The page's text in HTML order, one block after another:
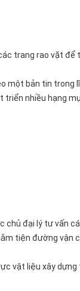
trang rao vặt để
một bản tin trong
triển nhiều hạng
chủ đại lý tư vấn
tiện đường vận
vật liệu xây dựng